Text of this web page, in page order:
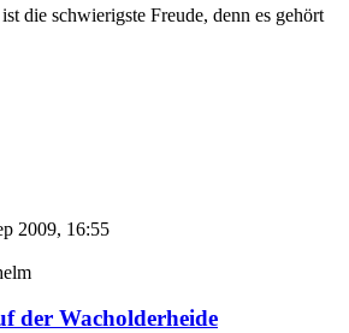
die schwierigste Freude, denn es gehört
2009, 16:55
der Wacholderheide